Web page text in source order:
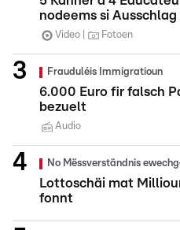
nodeems si
Video Fotoen
Frauduléis Immigratioun
6.000 Euro fir falsch
bezuelt
Audio
No Mëssverständnis
Lottoschäi mat
fonnt